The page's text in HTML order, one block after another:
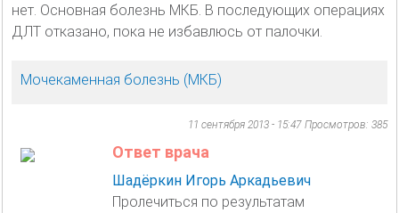
нет. Основная болезнь МКБ. В последующих операциях
ДЛТ отказано, пока не избавлюсь от палочки.
Мочекаменная болезнь (МКБ)
11 сентября 2013 - 15:47 Просмотров: 385
Ответ врача
Шадёркин Игорь Аркадьевич
Пролечиться по результатам